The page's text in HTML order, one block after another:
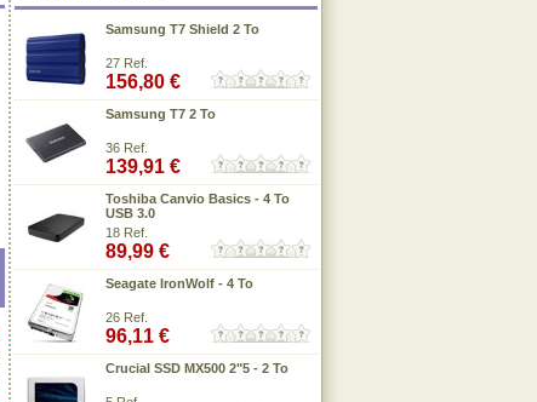
Samsung T7 Shield 2 To
27 Ref.
156,80 €
Samsung T7 2 To
36 Ref.
139,91 €
Toshiba Canvio Basics - 4 To
USB 3.0
18 Ref.
89,99 €
Seagate IronWolf - 4 To
26 Ref.
96,11 €
Crucial SSD MX500 2"5 - 2 To